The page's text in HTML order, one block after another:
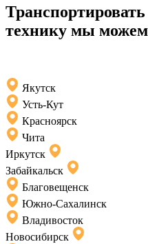
технику мы можем
Якутск
Усть-Кут
Красноярск
Чита
Иркутск
Забайкальск
Благовещенск
Южно-Сахалинск
Владивосток
Новосибирск